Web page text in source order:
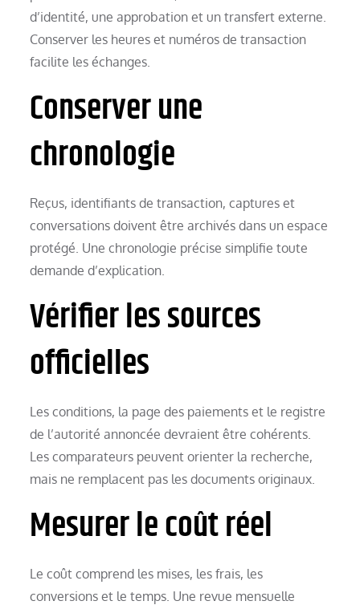
d’identité, une approbation et un transfert externe.
Conserver les heures et numéros de transaction
facilite les échanges.
Conserver une
chronologie
Reçus, identifiants de transaction, captures et
conversations doivent être archivés dans un espace
protégé. Une chronologie précise simplifie toute
demande d’explication.
Vérifier les sources
officielles
Les conditions, la page des paiements et le registre
de l’autorité annoncée devraient être cohérents.
Les comparateurs peuvent orienter la recherche,
mais ne remplacent pas les documents originaux.
Mesurer le coût réel
Le coût comprend les mises, les frais, les
conversions et le temps. Une revue mensuelle